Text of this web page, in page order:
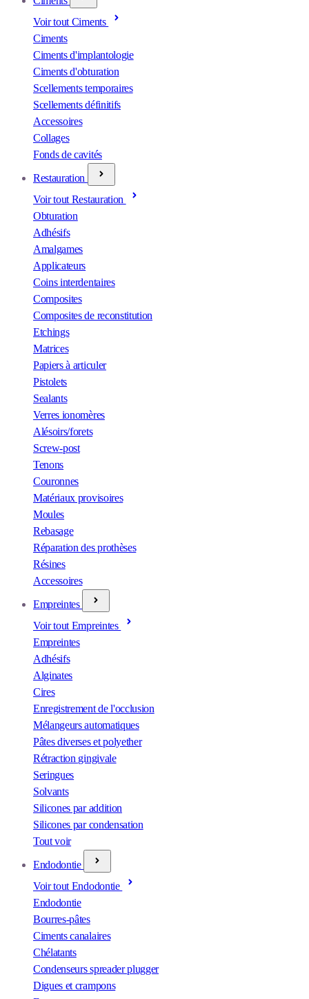
Voir tout Ciments
Ciments
Ciments d'implantologie
Ciments d'obturation
Scellements temporaires
Scellements définitifs
Accessoires
Collages
Fonds de cavités
Restauration
Voir tout Restauration
Obturation
Adhésifs
Amalgames
Applicateurs
Coins interdentaires
Composites
Composites de reconstitution
Etchings
Matrices
Papiers à articuler
Pistolets
Sealants
Verres ionomères
Alésoirs/forets
Screw-post
Tenons
Couronnes
Matériaux provisoires
Moules
Rebasage
Réparation des prothèses
Résines
Accessoires
Empreintes
Voir tout Empreintes
Empreintes
Adhésifs
Alginates
Cires
Enregistrement de l'occlusion
Mélangeurs automatiques
Pâtes diverses et polyether
Rétraction gingivale
Seringues
Solvants
Silicones par addition
Silicones par condensation
Tout voir
Endodontie
Voir tout Endodontie
Endodontie
Bourres-pâtes
Ciments canalaires
Chélatants
Condenseurs spreader plugger
Digues et crampons